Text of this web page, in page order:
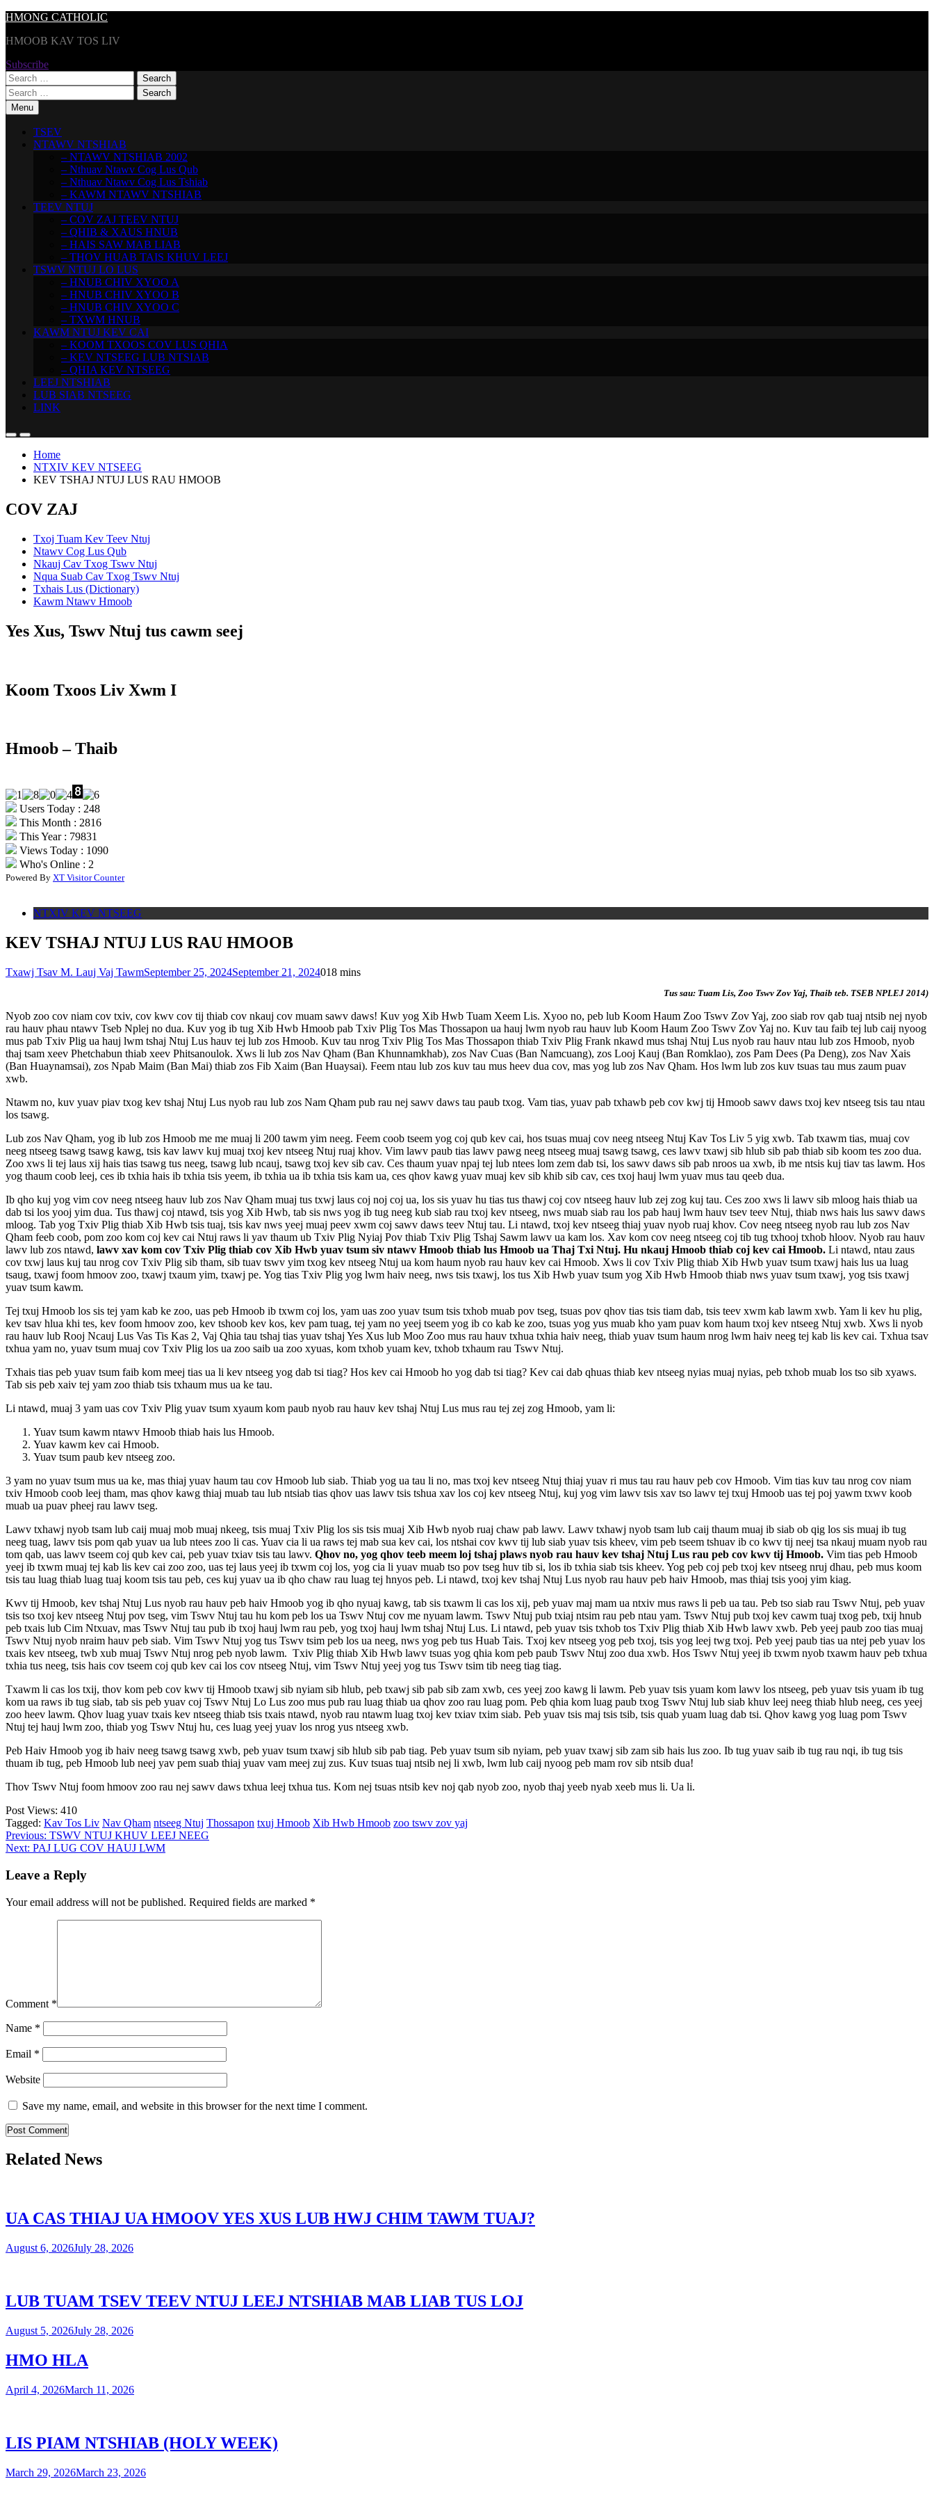
Skip
content
HMONG CATHOLIC
HMOOB KAV TOS LIV
Subscribe
Search
for:
Search
for:Menu
TSEV
NTAWV NTSHIAB
– NTAWV NTSHIAB 2002
– Nthuav Ntawv Cog Lus Qub
– Nthuav Ntawv Cog Lus Tshiab
– KAWM NTAWV NTSHIAB
TEEV NTUJ
– COV ZAJ TEEV NTUJ
– QHIB & XAUS HNUB
– HAIS SAW MAB LIAB
– THOV HUAB TAIS KHUV LEEJ
TSWV NTUJ LO LUS
– HNUB CHIV XYOO A
– HNUB CHIV XYOO B
– HNUB CHIV XYOO C
– TXWM HNUB
KAWM NTUJ KEV CAI
– KOOM TXOOS COV LUS QHIA
– KEV NTSEEG LUB NTSIAB
– QHIA KEV NTSEEG
LEEJ NTSHIAB
LUB SIAB NTSEEG
LINK
Home
NTXIV KEV NTSEEG
KEV TSHAJ NTUJ LUS RAU HMOOB
COV ZAJ
Txoj Tuam Kev Teev Ntuj
Ntawv Cog Lus Qub
Nkauj Cav Txog Tswv Ntuj
Nqua Suab Cav Txog Tswv Ntuj
Txhais Lus (Dictionary)
Kawm Ntawv Hmoob
Yes Xus, Tswv Ntuj tus cawm seej
Koom Txoos Liv Xwm I
Hmoob – Thaib
Users Today : 248
This Month : 2816
This Year : 79831
Views Today : 1090
Who's Online : 2
Powered By XT Visitor Counter
NTXIV KEV NTSEEG
KEV TSHAJ NTUJ LUS RAU HMOOB
Txawj Tsav M. Lauj Vaj TawmSeptember 25, 2024September 21, 2024018 mins
Tus sau: Tuam Lis, Zoo Tswv Zov Yaj, Thaib teb. TSEB NPLEJ 2014)
Nyob zoo cov niam cov txiv, cov kwv cov tij thiab cov nkauj cov muam sawv daws! Kuv yog Xib Hwb Tuam Xeem Lis. Xyoo no, peb lub Koom Haum Zoo Tswv Zov Yaj, zoo siab rov qab tuaj ntsib nej nyob
rau hauv phau ntawv Tseb Nplej no dua. Kuv yog ib tug Xib Hwb Hmoob pab Txiv Plig Tos Mas Thossapon ua hauj lwm nyob rau hauv lub Koom Haum Zoo Tswv Zov Yaj no. Kuv tau faib tej lub caij nyoog
mus pab Txiv Plig ua hauj lwm tshaj Ntuj Lus hauv tej lub zos Hmoob. Kuv tau nrog Txiv Plig Tos Mas Thossapon thiab Txiv Plig Frank nkawd mus tshaj Ntuj Lus nyob rau hauv ntau lub zos Hmoob, nyob
thaj tsam xeev Phetchabun thiab xeev Phitsanoulok. Xws li lub zos Nav Qham (Ban Khunnamkhab), zos Nav Cuas (Ban Namcuang), zos Looj Kauj (Ban Romklao), zos Pam Dees (Pa Deng), zos Nav Xais
(Ban Huaynamsai), zos Npab Maim (Ban Mai) thiab zos Fib Xaim (Ban Huaysai). Feem ntau lub zos kuv tau mus heev dua cov, mas yog lub zos Nav Qham. Hos lwm lub zos kuv tsuas tau mus zaum puav
xwb.
Ntawm no, kuv yuav piav txog kev tshaj Ntuj Lus nyob rau lub zos Nam Qham pub rau nej sawv daws tau paub txog. Vam tias, yuav pab txhawb peb cov kwj tij Hmoob sawv daws txoj kev ntseeg tsis tau ntau
los tsawg.
Lub zos Nav Qham, yog ib lub zos Hmoob me me muaj li 200 tawm yim neeg. Feem coob tseem yog coj qub kev cai, hos tsuas muaj cov neeg ntseeg Ntuj Kav Tos Liv 5 yig xwb. Tab txawm tias, muaj cov
neeg ntseeg tsawg tsawg kawg, tsis kav lawv kuj muaj txoj kev ntseeg Ntuj ruaj khov. Vim lawv paub tias lawv pawg neeg ntseeg muaj tsawg tsawg, ces lawv txawj sib hlub sib pab thiab sib koom tes zoo dua.
Zoo xws li tej laus xij hais tias tsawg tus neeg, tsawg lub ncauj, tsawg txoj kev sib cav. Ces thaum yuav npaj tej lub ntees lom zem dab tsi, los sawv daws sib pab nroos ua xwb, ib me ntsis kuj tiav tas lawm. Hos
yog thaum coob leej, ces ib txhia hais ib txhia tsis yeem, ib txhia ua ib txhia tsis kam ua, ces qhov kawg yuav muaj kev sib khib sib cav, ces txoj hauj lwm yuav mus tau qeeb dua.
Ib qho kuj yog vim cov neeg ntseeg hauv lub zos Nav Qham muaj tus txwj laus coj noj coj ua, los sis yuav hu tias tus thawj coj cov ntseeg hauv lub zej zog kuj tau. Ces zoo xws li lawv sib mloog hais thiab ua
dab tsi los yooj yim dua. Tus thawj coj ntawd, tsis yog Xib Hwb, tab sis nws yog ib tug neeg kub siab rau txoj kev ntseeg, nws muab siab rau los pab hauj lwm hauv tsev teev Ntuj, thiab nws hais lus sawv daws
mloog. Tab yog Txiv Plig thiab Xib Hwb tsis tuaj, tsis kav nws yeej muaj peev xwm coj sawv daws teev Ntuj tau. Li ntawd, txoj kev ntseeg thiaj yuav nyob ruaj khov. Cov neeg ntseeg nyob rau lub zos Nav
Qham feeb coob, pom zoo kom coj kev cai Ntuj raws li yav thaum ub Txiv Plig Nyiaj Pov thiab Txiv Plig Tshaj Sawm lawv ua kam los. Xav kom cov neeg ntseeg coj tib tug txhooj txhob hloov. Nyob rau hauv
lawv lub zos ntawd, lawv xav kom cov Txiv Plig thiab cov Xib Hwb yuav tsum siv ntawv Hmoob thiab lus Hmoob ua Thaj Txi Ntuj. Hu nkauj Hmoob thiab coj kev cai Hmoob. Li ntawd, ntau zaus
cov txwj laus kuj tau nrog cov Txiv Plig sib tham, sib tuav tswv yim txog kev ntseeg Ntuj ua kom haum nyob rau hauv kev cai Hmoob. Xws li cov Txiv Plig thiab Xib Hwb yuav tsum txawj hais lus ua luag
tsaug, txawj foom hmoov zoo, txawj txaum yim, txawj pe. Yog tias Txiv Plig yog lwm haiv neeg, nws tsis txawj, los tus Xib Hwb yuav tsum yog Xib Hwb Hmoob thiab nws yuav tsum txawj, yog tsis txawj
yuav tsum kawm.
Tej txuj Hmoob los sis tej yam kab ke zoo, uas peb Hmoob ib txwm coj los, yam uas zoo yuav tsum tsis txhob muab pov tseg, tsuas pov qhov tias tsis tiam dab, tsis teev xwm kab lawm xwb. Yam li kev hu plig,
kev tsav hlua khi tes, kev foom hmoov zoo, kev tshoob kev kos, kev pam tuag, tej yam no yeej tseem yog ib co kab ke zoo, tsuas yog yus muab kho yam puav kom haum txoj kev ntseeg Ntuj xwb. Xws li nyob
rau hauv lub Rooj Ncauj Lus Vas Tis Kas 2, Vaj Qhia tau tshaj tias yuav tshaj Yes Xus lub Moo Zoo mus rau hauv txhua txhia haiv neeg, thiab yuav tsum haum nrog lwm haiv neeg tej kab lis kev cai. Txhua tsav
txhua yam no, yuav tsum muaj cov Txiv Plig los ua zoo saib ua zoo xyuas, kom txhob yuam kev, txhob txhaum rau Tswv Ntuj.
Txhais tias peb yuav tsum faib kom meej tias ua li kev ntseeg yog dab tsi tiag? Hos kev cai Hmoob ho yog dab tsi tiag? Kev cai dab qhuas thiab kev ntseeg nyias muaj nyias, peb txhob muab los tso sib xyaws.
Tab sis peb xaiv tej yam zoo thiab tsis txhaum mus ua ke tau.
Li ntawd, muaj 3 yam uas cov Txiv Plig yuav tsum xyaum kom paub nyob rau hauv kev tshaj Ntuj Lus mus rau tej zej zog Hmoob, yam li:
Yuav tsum kawm ntawv Hmoob thiab hais lus Hmoob.
Yuav kawm kev cai Hmoob.
Yuav tsum paub kev ntseeg zoo.
3 yam no yuav tsum mus ua ke, mas thiaj yuav haum tau cov Hmoob lub siab. Thiab yog ua tau li no, mas txoj kev ntseeg Ntuj thiaj yuav ri mus tau rau hauv peb cov Hmoob. Vim tias kuv tau nrog cov niam
txiv Hmoob coob leej tham, mas qhov kawg thiaj muab tau lub ntsiab tias qhov uas lawv tsis tshua xav los coj kev ntseeg Ntuj, kuj yog vim lawv tsis xav tso lawv tej txuj Hmoob uas tej poj yawm txwv koob
muab ua puav pheej rau lawv tseg.
Lawv txhawj nyob tsam lub caij muaj mob muaj nkeeg, tsis muaj Txiv Plig los sis tsis muaj Xib Hwb nyob ruaj chaw pab lawv. Lawv txhawj nyob tsam lub caij thaum muaj ib siab ob qig los sis muaj ib tug
neeg tuag, lawv tsis pom qab yuav ua lub ntees zoo li cas. Yuav cia li ua raws tej mab sua kev cai, los ntshai cov kwv tij lub siab yuav tsis kheev, vim peb tseem tshuav ib co kwv tij neej tsa nkauj muam nyob rau
tom qab, uas lawv tseem coj qub kev cai, peb yuav txiav tsis tau lawv. Qhov no, yog qhov teeb meem loj tshaj plaws nyob rau hauv kev tshaj Ntuj Lus rau peb cov kwv tij Hmoob. Vim tias peb Hmoob
yeej ib txwm muaj tej kab lis kev cai zoo zoo, uas tej laus yeej ib txwm coj los, yog cia li yuav muab tso pov tseg huv tib si, los ib txhia siab tsis kheev. Yog peb coj peb txoj kev ntseeg nruj dhau, peb mus koom
tsis tau luag thiab luag tuaj koom tsis tau peb, ces kuj yuav ua ib qho chaw rau luag tej hnyos peb. Li ntawd, txoj kev tshaj Ntuj Lus nyob rau hauv peb haiv Hmoob, mas thiaj tsis yooj yim kiag.
Kwv tij Hmoob, kev tshaj Ntuj Lus nyob rau hauv peb haiv Hmoob yog ib qho nyuaj kawg, tab sis txawm li cas los xij, peb yuav maj mam ua ntxiv mus raws li peb ua tau. Peb tso siab rau Tswv Ntuj, peb yuav
tsis tso txoj kev ntseeg Ntuj pov tseg, vim Tswv Ntuj tau hu kom peb los ua Tswv Ntuj cov me nyuam lawm. Tswv Ntuj pub txiaj ntsim rau peb ntau yam. Tswv Ntuj pub txoj kev cawm tuaj txog peb, txij hnub
peb txais lub Cim Ntxuav, mas Tswv Ntuj tau pub ib txoj hauj lwm rau peb, yog txoj hauj lwm tshaj Ntuj Lus. Li ntawd, peb yuav tsis txhob tos Txiv Plig thiab Xib Hwb lawv xwb. Peb yeej paub zoo tias muaj
Tswv Ntuj nyob nraim hauv peb siab. Vim Tswv Ntuj yog tus Tswv tsim peb los ua neeg, nws yog peb tus Huab Tais. Txoj kev ntseeg yog peb txoj, tsis yog leej twg txoj. Peb yeej paub tias ua ntej peb yuav los
txais kev ntseeg, twb xub muaj Tswv Ntuj nrog peb nyob lawm. Txiv Plig thiab Xib Hwb lawv tsuas yog qhia kom peb paub Tswv Ntuj zoo dua xwb. Hos Tswv Ntuj yeej ib txwm nyob txawm hauv peb txhua
txhia tus neeg, tsis hais cov tseem coj qub kev cai los cov ntseeg Ntuj, vim Tswv Ntuj yeej yog tus Tswv tsim tib neeg tiag tiag.
Txawm li cas los txij, thov kom peb cov kwv tij Hmoob txawj sib nyiam sib hlub, peb txawj sib pab sib zam xwb, ces yeej zoo kawg li lawm. Peb yuav tsis yuam kom lawv los ntseeg, peb yuav tsis yuam ib tug
kom ua raws ib tug siab, tab sis peb yuav coj Tswv Ntuj Lo Lus zoo mus pub rau luag thiab ua qhov zoo rau luag pom. Peb qhia kom luag paub txog Tswv Ntuj lub siab khuv leej neeg thiab hlub neeg, ces yeej
zoo heev lawm. Qhov luag yuav txais kev ntseeg thiab tsis txais ntawd, nyob rau ntawm luag txoj kev txiav txim siab. Peb yuav tsis maj tsis tsib, tsis quab yuam luag dab tsi. Qhov kawg yog luag pom Tswv
Ntuj tej hauj lwm zoo, thiab yog Tswv Ntuj hu, ces luag yeej yuav los nrog yus ntseeg xwb.
Peb Haiv Hmoob yog ib haiv neeg tsawg tsawg xwb, peb yuav tsum txawj sib hlub sib pab tiag. Peb yuav tsum sib nyiam, peb yuav txawj sib zam sib hais lus zoo. Ib tug yuav saib ib tug rau nqi, ib tug tsis
thuam ib tug, peb Hmoob lub neej yav pem suab thiaj yuav vam meej zuj zus. Kuv tsuas tuaj ntsib nej li xwb, lwm lub caij nyoog peb mam rov sib ntsib dua!
Thov Tswv Ntuj foom hmoov zoo rau nej sawv daws txhua leej txhua tus. Kom nej tsuas ntsib kev noj qab nyob zoo, nyob thaj yeeb nyab xeeb mus li. Ua li.
Post Views: 410
Tagged: Kav Tos Liv Nav Qham ntseeg Ntuj Thossapon txuj Hmoob Xib Hwb Hmoob zoo tswv zov yaj
Post
navigation
Previous: TSWV NTUJ KHUV LEEJ NEEG
Next: PAJ LUG COV HAUJ LWM
Leave a Reply
Your email address will not be published. Required fields are marked *
Comment *
Name *
Email *
Website
Save my name, email, and website in this browser for the next time I comment.
Related News
UA CAS THIAJ UA HMOOV YES XUS LUB HWJ CHIM TAWM TUAJ?
August 6, 2026July 28, 2026
LUB TUAM TSEV TEEV NTUJ LEEJ NTSHIAB MAB LIAB TUS LOJ
August 5, 2026July 28, 2026
HMO HLA
April 4, 2026March 11, 2026
LIS PIAM NTSHIAB (HOLY WEEK)
March 29, 2026March 23, 2026